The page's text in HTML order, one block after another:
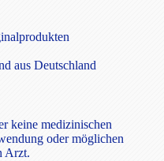
aus Deutschland
keine medizinischen
oder möglichen
Arzt.